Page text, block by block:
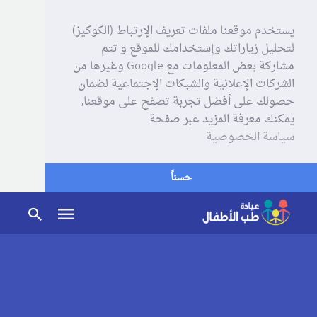
يستخدم موقعنا ملفات تعريف الإرتباط (الكوكيز)
لتحليل زياراتك وإستخدامك للموقع و تتم
مشاركة بعض المعلومات مع Google وغيرها من
الشركات الإعلانية والشبكات الإجتماعية لضمان
حصولك على أفضل تجربة تصفح على موقعنا,
يمكنك معرفة المزيد عبر صفحة
سياسة الخصوصية
حسناً